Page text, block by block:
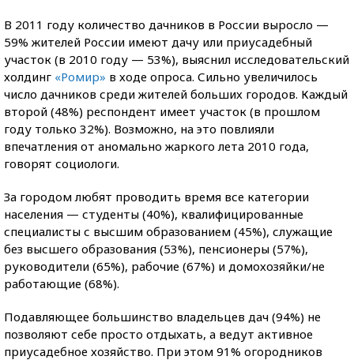
В 2011 году количество дачников в России выросло —
59% жителей России имеют дачу или приусадебный
участок (в 2010 году — 53%), выяснил исследовательский
холдинг «Ромир» в ходе опроса. Сильно увеличилось
число дачников среди жителей больших городов. Каждый
второй (48%) респондент имеет участок (в прошлом
году только 32%). Возможно, на это повлияли
впечатления от аномально жаркого лета 2010 года,
говорят социологи.
За городом любят проводить время все категории
населения — студенты (40%), квалифицированные
специалисты с высшим образованием (45%), служащие
без высшего образования (53%), пенсионеры (57%),
руководители (65%), рабочие (67%) и домохозяйки/не
работающие (68%).
Подавляющее большинство владельцев дач (94%) не
позволяют себе просто отдыхать, а ведут активное
приусадебное хозяйство. При этом 91% огородников